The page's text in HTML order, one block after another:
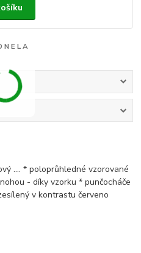
N E L A
.... * poloprůhledné vzorované
- díky vzorku * punčocháče
v kontrastu červeno